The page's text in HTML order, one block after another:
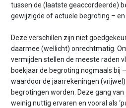
tussen de (laatste geaccordeerde)
gewijzigde of actuele begroting – en
Deze verschillen zijn niet
daarmee (wellicht) onrechtmatig.
vermijden stellen de meeste raden
boekjaar de begroting nogmaals bij
waardoor de jaarrekeningen
begrotingen worden. Deze gang
weinig nuttig ervaren en vooral als